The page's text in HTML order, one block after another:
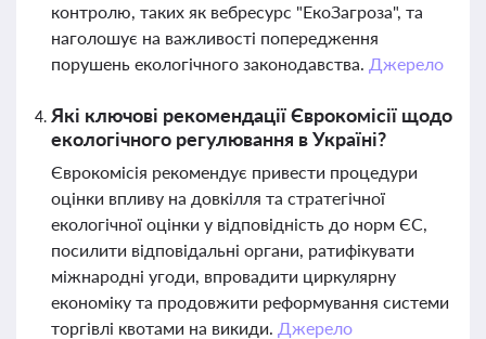
контролю, таких як вебресурс "ЕкоЗагроза", та
наголошує на важливості попередження
порушень екологічного законодавства. Джерело
Які ключові рекомендації Єврокомісії щодо
екологічного регулювання в Україні?
Єврокомісія рекомендує привести процедури
оцінки впливу на довкілля та стратегічної
екологічної оцінки у відповідність до норм ЄС,
посилити відповідальні органи, ратифікувати
міжнародні угоди, впровадити циркулярну
економіку та продовжити реформування системи
торгівлі квотами на викиди. Джерело